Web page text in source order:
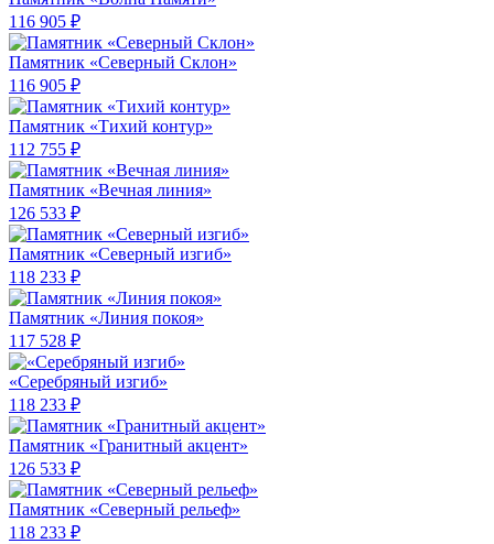
116 905 ₽
Памятник «Северный Склон»
116 905 ₽
Памятник «Тихий контур»
112 755 ₽
Памятник «Вечная линия»
126 533 ₽
Памятник «Северный изгиб»
118 233 ₽
Памятник «Линия покоя»
117 528 ₽
«Серебряный изгиб»
118 233 ₽
Памятник «Гранитный акцент»
126 533 ₽
Памятник «Северный рельеф»
118 233 ₽